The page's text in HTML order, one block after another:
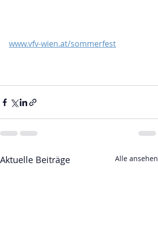
www.vfv-wien.at/sommerfest
Aktuelle Beiträge Alle ansehen